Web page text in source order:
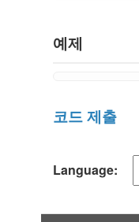
예제
코드 제출
Language: